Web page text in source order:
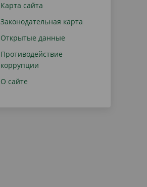
Карта сайта
Законодательная карта
Открытые данные
Противодействие
коррупции
О сайте